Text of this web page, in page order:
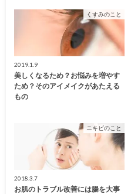
くすみのこと
2019.1.9
美しくなるため？お悩みを増やす
ため？そのアイメイクがあたえる
もの
ニキビのこと
2018.3.7
お肌のトラブル改善には腸を大事